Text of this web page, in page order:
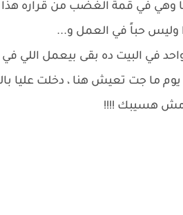
وهي في قمة الغضب من قراره هذا
وليس حباً في العمل و...
في البيت ده بقى بيعمل اللي في
يوم ما جت تعيش هنا ، دخلت
مش هسيبك !!!!